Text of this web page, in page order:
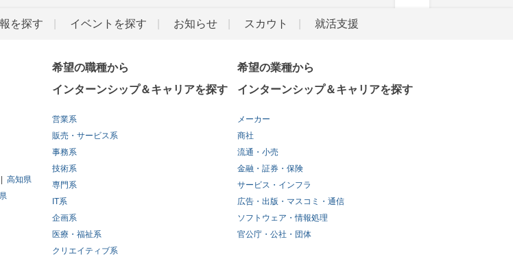
を探す イベントを探す お知らせ スカウト 就活支援
高知県
希望の職種から
インターンシップ＆キャリアを探す
営業系
販売・サービス系
事務系
技術系
専門系
IT系
企画系
医療・福祉系
クリエイティブ系
希望の業種から
インターンシップ＆キャリアを探す
メーカー
商社
流通・小売
金融・証券・保険
サービス・インフラ
広告・出版・マスコミ・通信
ソフトウェア・情報処理
官公庁・公社・団体